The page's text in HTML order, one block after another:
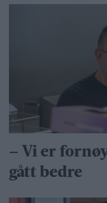
– Vi er
gått bedre